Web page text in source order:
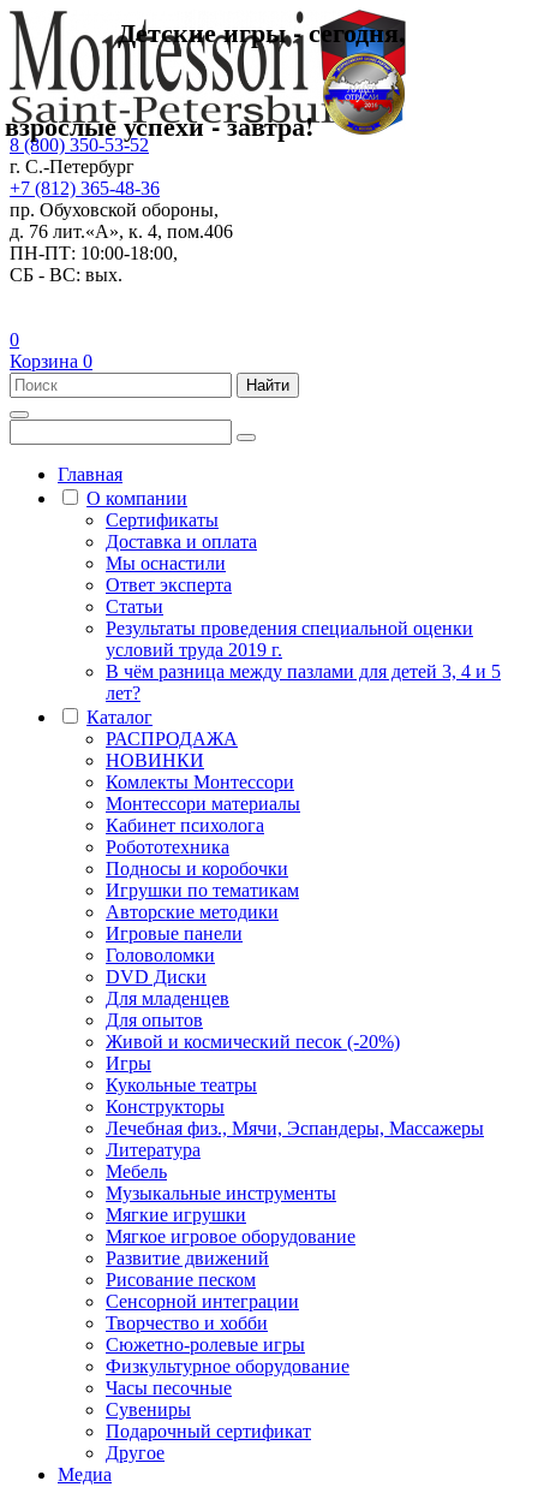
8 (800) 350-53-52
г. С.-Петербург
+7 (812) 365-48-36
пр. Обуховской обороны,
д. 76 лит.«А», к. 4, пом.406
ПН-ПТ: 10:00-18:00,
СБ - ВС: вых.
Детские игры - сегодня,
взрослые успехи - завтра!
0
Корзина 0
Найти
Главная
О компании
Сертификаты
Доставка и оплата
Мы оснастили
Ответ эксперта
Статьи
Результаты проведения специальной оценки
условий труда 2019 г.
В чём разница между пазлами для детей 3, 4 и 5
лет?
Каталог
РАСПРОДАЖА
НОВИНКИ
Комлекты Монтессори
Монтессори материалы
Кабинет психолога
Робототехника
Подносы и коробочки
Игрушки по тематикам
Авторские методики
Игровые панели
Головоломки
DVD Диски
Для младенцев
Для опытов
Живой и космический песок (-20%)
Игры
Кукольные театры
Конструкторы
Лечебная физ., Мячи, Эспандеры, Массажеры
Литература
Мебель
Музыкальные инструменты
Мягкие игрушки
Мягкое игровое оборудование
Развитие движений
Рисование песком
Сенсорной интеграции
Творчество и хобби
Сюжетно-ролевые игры
Физкультурное оборудование
Часы песочные
Сувениры
Подарочный сертификат
Другое
Медиа